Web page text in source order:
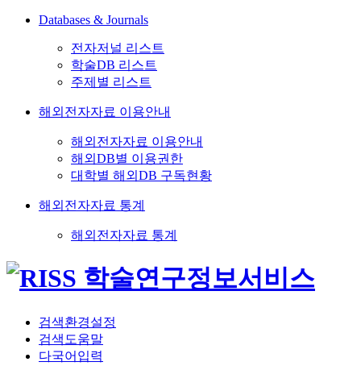
Databases & Journals
전자저널 리스트
학술DB 리스트
주제별 리스트
해외전자자료 이용안내
해외전자자료 이용안내
해외DB별 이용권한
대학별 해외DB 구독현황
해외전자자료 통계
해외전자자료 통계
검색환경설정
검색도움말
다국어입력